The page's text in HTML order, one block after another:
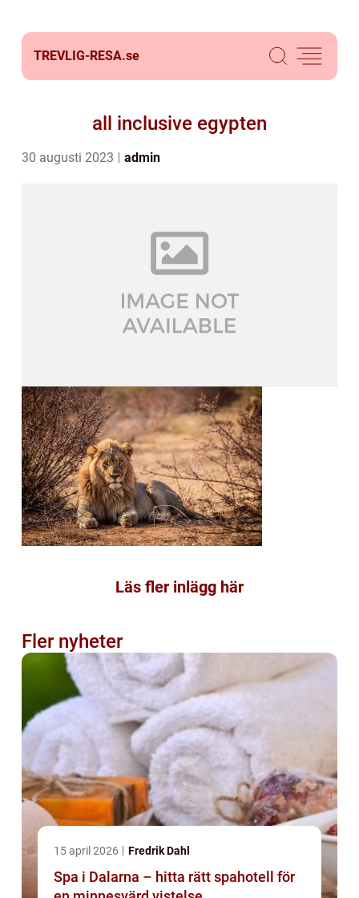
TREVLIG-RESA.se
all inclusive egypten
30 augusti 2023 admin
Läs fler inlägg här
Fler nyheter
15 april 2026 Fredrik Dahl
Spa i Dalarna – hitta rätt spahotell för